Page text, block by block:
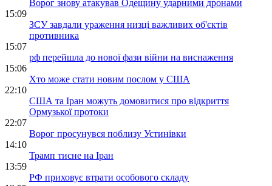
Ворог знову атакував Одещину ударними дронами
15:09
ЗСУ завдали ураження низці важливих об'єктів
противника
15:07
рф перейшла до нової фази війни на виснаження
15:06
Хто може стати новим послом у США
22:10
США та Іран можуть домовитися про відкриття
Ормузької протоки
22:07
Ворог просунувся поблизу Устинівки
14:10
Трамп тисне на Іран
13:59
РФ приховує втрати особового складу